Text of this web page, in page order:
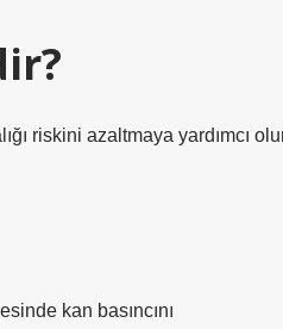
riskini azaltmaya yardımcı
kan basıncını